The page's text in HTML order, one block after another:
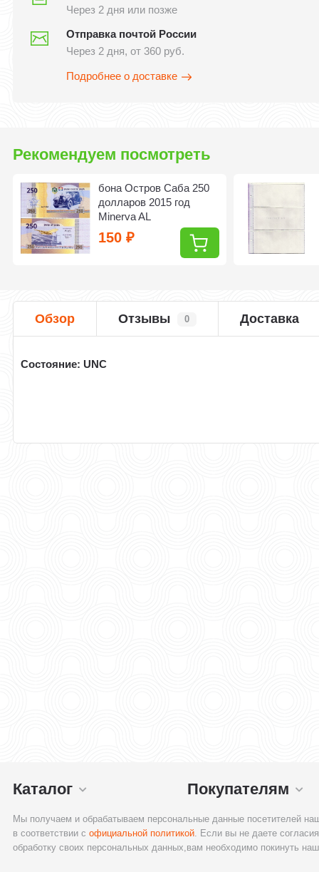
Через 2 дня или позже
Отправка почтой России
Через 2 дня, от 360 руб.
Подробнее о доставке
Рекомендуем посмотреть
бона Остров Саба 250
долларов 2015 год
Minerva AL
150₽
Обзор Отзывы 0 Доставка
Состояние: UNC
Каталог Покупателям
Мы получаем и обрабатываем персональные данные посетителей
в соответствии софициальной политикой. Если вы не даете
обработку своих персональных данных,вам необходимо покинуть